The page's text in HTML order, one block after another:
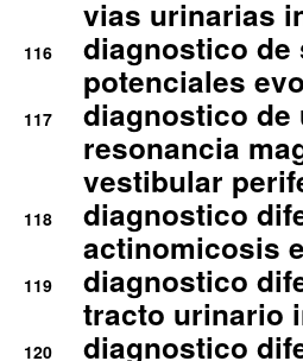
vias urinarias
116
diagnostico de
potenciales
117
diagnostico de
resonancia
vestibular
118
diagnostico
actinomicosis
119
diagnostico
tracto urinario
120
diagnostico